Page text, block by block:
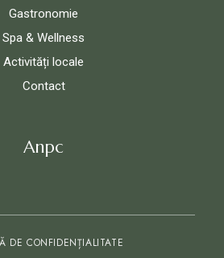
Gastronomie
Spa & Wellness
Activități locale
Contact
Anpc
DE CONFIDENȚIALITATE